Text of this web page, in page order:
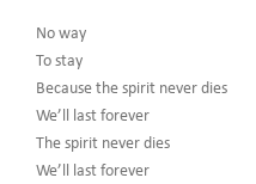
No way
To stay
Because the spirit never dies
We’ll last forever
The spirit never dies
We’ll last forever